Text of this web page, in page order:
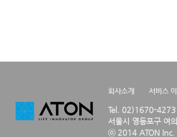
회사소개 서비스
Tel. 02)1670-
서울시 영등포구 여
ⓒ 2014 ATON Inc.